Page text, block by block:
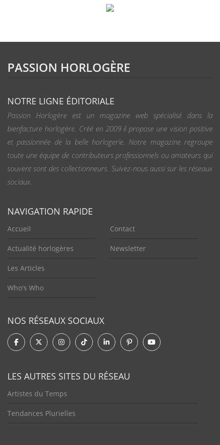
PASSION HORLOGÈRE
NOTRE LIGNE ÉDITORIALE
Passion Horlogère est un magazine web spécialisé dans la
bienfacture horlogère. Créé en 2009 il propose une vision positive
et passionnée de la belle horlogerie. Notre magazine regroupe
toute une équipe de contributeurs professionnels ou amateurs qui
souvent sont des collectionneurs. Suivez-nous aussi sur les réseaux
sociaux.
NAVIGATION RAPIDE
Accueil
Actualité horlogères
Les Articles
Who's Who
Contact
Newsletter
NOS RÉSEAUX SOCIAUX
LES AUTRES SITES DU RÉSEAU
Artistes du Temps
Tendances Plurielles